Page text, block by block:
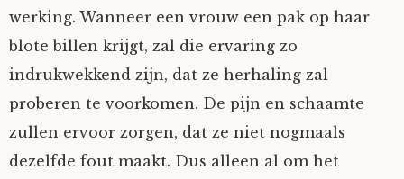
werking. Wanneer een vrouw een pak op haar
blote billen krijgt, zal die ervaring zo
indrukwekkend zijn, dat ze herhaling zal
proberen te voorkomen. De pijn en schaamte
zullen ervoor zorgen, dat ze niet nogmaals
dezelfde fout maakt. Dus alleen al om het